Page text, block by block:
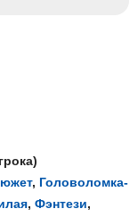
)
, Головоломка-
, Фэнтези,